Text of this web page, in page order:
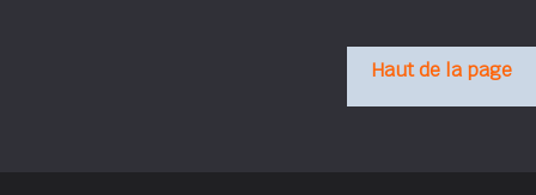
Haut de la page